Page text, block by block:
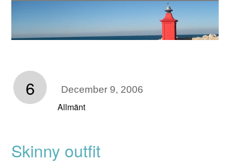
6 December 9, 2006
Allmänt
Skinny outfit